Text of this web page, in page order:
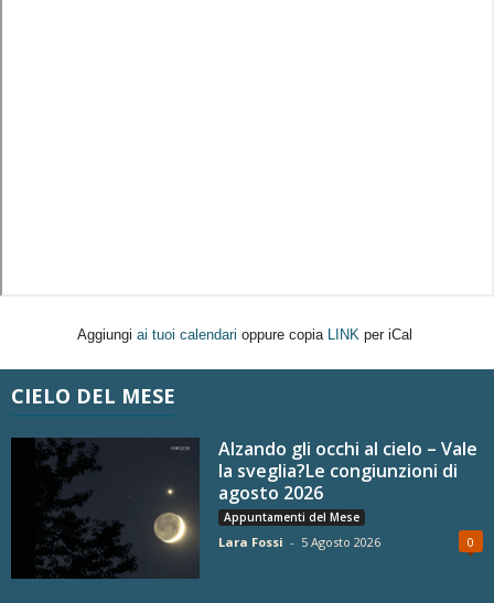
Aggiungi ai tuoi calendari oppure copia LINK per iCal
CIELO DEL MESE
Alzando gli occhi al cielo – Vale
la sveglia?Le congiunzioni di
agosto 2026
Appuntamenti del Mese
Lara Fossi - 5 Agosto 2026 0